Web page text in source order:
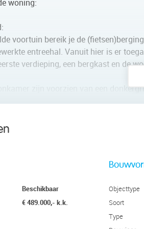
woning:
voortuin bereik je de
entreehal. Vanuit hier is er
verdieping, een bergkast en de
zijn voorzien van een
geheel is afgewerkt met zwarte
vind je de eerste twee
Beschikbaar
€ 489.000,- k.k.
Objecttype
Soort
Type